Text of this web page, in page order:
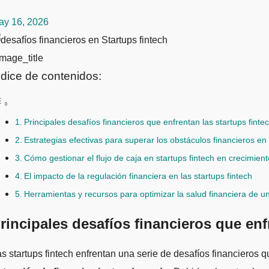
16, 2026
de contenidos:
Principales desafíos financieros que enfrentan las startups
Estrategias efectivas para superar los obstáculos financieros en
Cómo gestionar el flujo de caja en startups fintech en
El impacto de la regulación financiera en las startups fintech
Herramientas y recursos para optimizar la salud financiera de
desafíos financieros que
startups fintech enfrentan una serie de desafíos